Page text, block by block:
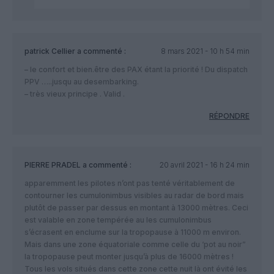
patrick Cellier a commenté :
8 mars 2021 - 10 h 54 min
– le confort et bien.être des PAX étant la priorité ! Du dispatch
PPV …..jusqu au desembarking.
– très vieux principe . Valid .
RÉPONDRE
PIERRE PRADEL a commenté :
20 avril 2021 - 16 h 24 min
apparemment les pilotes n’ont pas tenté véritablement de
contourner les cumulonimbus visibles au radar de bord mais
plutôt de passer par dessus en montant à 13000 mètres. Ceci
est valable en zone tempérée au les cumulonimbus
s’écrasent en enclume sur la tropopause à 11000 m environ.
Mais dans une zone équatoriale comme celle du ‘pot au noir”
la tropopause peut monter jusqu’à plus de 16000 mètres !
Tous les vols situés dans cette zone cette nuit là ont évité les